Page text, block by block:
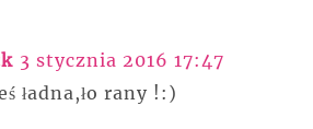
3 stycznia 2016 17:47
ładna,ło rany !:)